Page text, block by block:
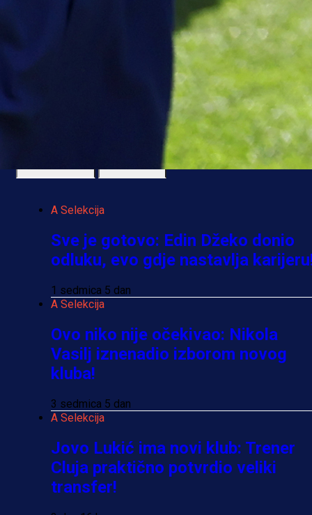
A Selekcija
Sve je gotovo: Edin Džeko donio
odluku, evo gdje nastavlja
1 sedmica 5 dan
A Selekcija
Ovo niko nije očekivao: Nikola
Vasilj iznenadio izborom novog
kluba!
3 sedmica 5 dan
A Selekcija
Jovo Lukić ima novi klub: Trener
Cluja praktično potvrdio veliki
transfer!